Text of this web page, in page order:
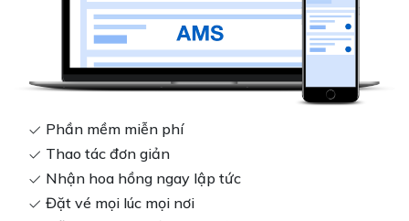
Phần mềm miễn phí
Thao tác đơn giản
Nhận hoa hồng ngay lập tức
Đặt vé mọi lúc mọi nơi